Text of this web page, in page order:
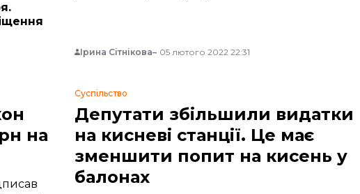
Ірина Сітнікова 05 лютого 2022 22:31
на
Суспільство
Депутати збільшили видатки
на кисневі станції. Це має
зменшити попит на кисень у
балонах